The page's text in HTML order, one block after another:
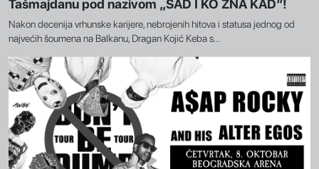
Tašmajdanu pod nazivom „SAD I KO ZNA KAD“!
Nakon decenija vrhunske karijere, nebrojenih hitova i statusa jednog od
najvećih šoumena na Balkanu, Dragan Kojić Keba s...